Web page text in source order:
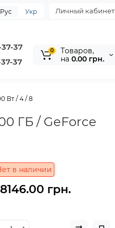
Личный кабинет
Рус Укр
37
37
0
Tоваров,
на 0.00 грн.
Вт / 4 / 8
ГБ / GeForce
в наличии
грн.